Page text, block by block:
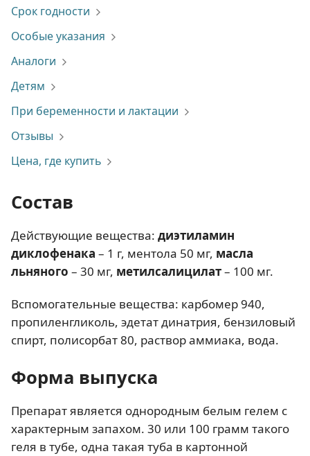
Срок годности
Особые указания
Аналоги
Детям
При беременности и лактации
Отзывы
Цена, где купить
Состав
Действующие вещества: диэтиламин
диклофенака – 1 г, ментола 50 мг, масла
льняного – 30 мг, метилсалицилат– 100 мг.
Вспомогательные вещества: карбомер 940,
пропиленгликоль, эдетат динатрия, бензиловый
спирт, полисорбат 80, раствор аммиака, вода.
Форма выпуска
Препарат является однородным белым гелем с
характерным запахом. 30 или 100 грамм такого
геля в тубе, одна такая туба в картонной